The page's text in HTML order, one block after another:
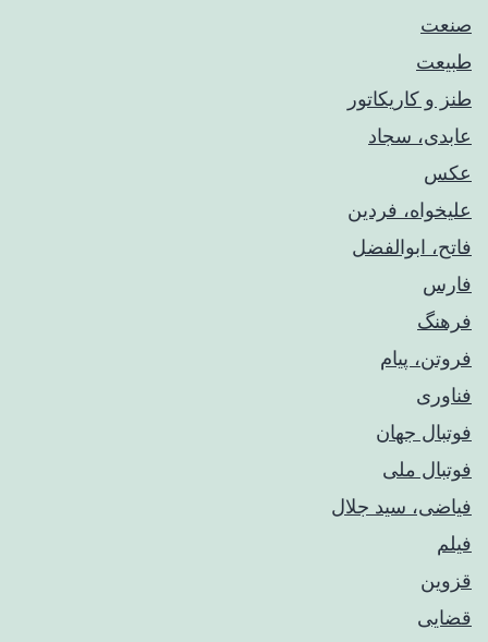
صنعت
طبیعت
طنز و کاریکاتور
عابدی، سجاد
عکس
علیخواه، فردین
فاتح، ابوالفضل
فارس
فرهنگ
فروتن، پیام
فناوری
فوتبال جهان
فوتبال ملی
فیاضی، سید جلال
فیلم
قزوین
قضایی